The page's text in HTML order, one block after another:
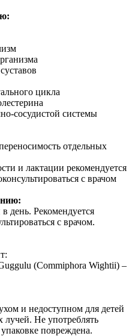
цикла
сосудистой системы
отдельных
и лактации рекомендуется
с врачом
день. Рекомендуется
с врачом.
(Commiphora Wightii) –
и недоступном для детей
лучей. Не употреблять
повреждена.